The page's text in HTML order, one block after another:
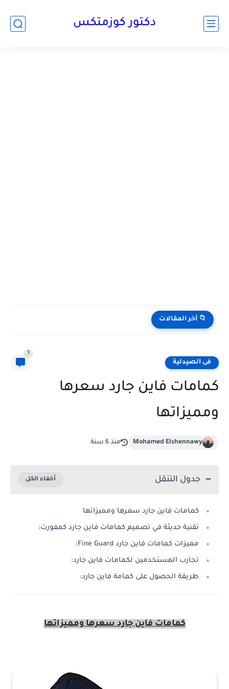
دكتور كوزمتكس
📁 آخر المقالات
فى الصيدلية
1
كمامات فاين جارد سعرها
ومميزاتها
Mohamed Elshennawy منذ 6 سنة
جدول التنقل
كمامات فاين جارد سعرها ومميزاتها
تقنية حديثة في تصميم كمامات فاين جارد كمفورت:
مميزات كمامات فاين جارد Fine Guard:
تجارب المستخدمين لكمامات فاين جارد:
طريقة الحصول على كمامة فاين جارد:
كمامات فاين جارد سعرها ومميزاتها